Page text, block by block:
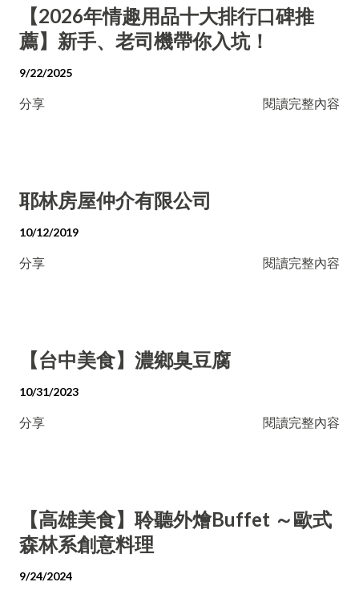
【2026年情趣用品十大排行口碑推
薦】新手、老司機帶你入坑！
9/22/2025
分享 閱讀完整內容
耶林房屋仲介有限公司
10/12/2019
分享 閱讀完整內容
【台中美食】濃鄉臭豆腐
10/31/2023
分享 閱讀完整內容
【高雄美食】聆聽外燴Buffet ～歐式
森林系創意料理
9/24/2024